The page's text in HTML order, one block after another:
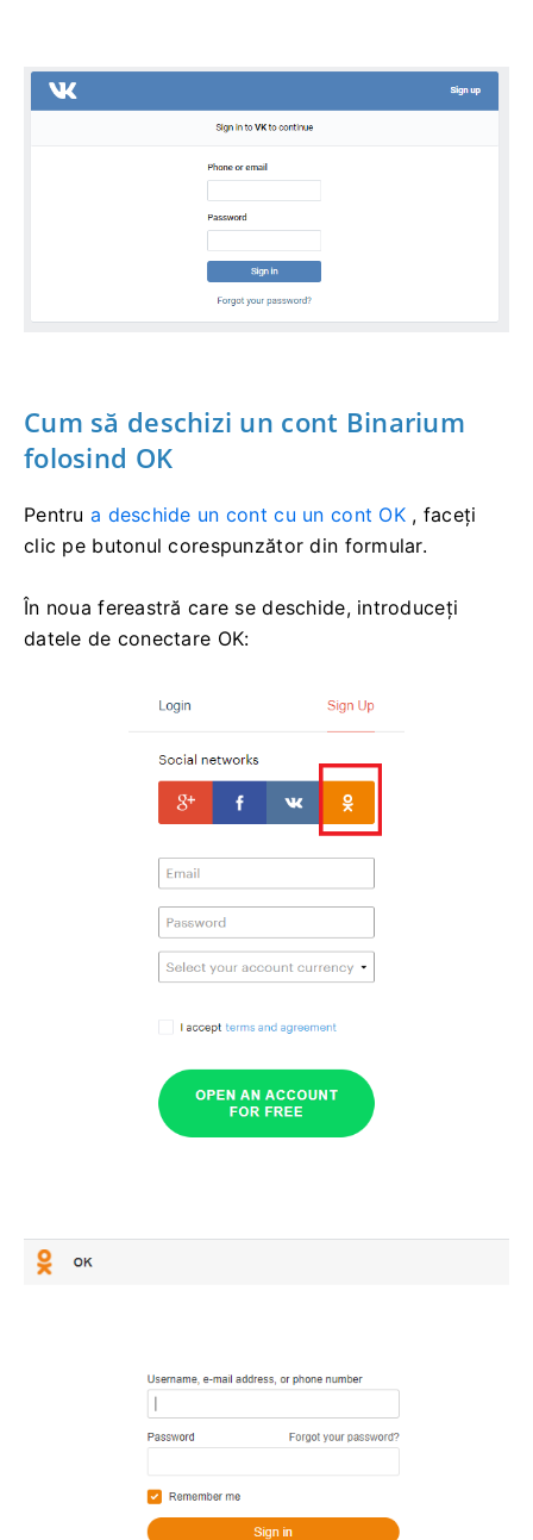
Cum să deschizi un cont Binarium
folosind OK
Pentru a deschide un cont cu un cont OK, faceți
clic pe butonul corespunzător din formular.
În noua fereastră care se deschide, introduceți
datele de conectare OK: